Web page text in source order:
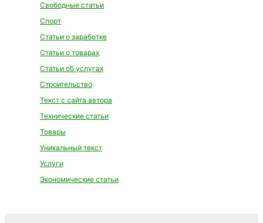
Свободные статьи
Спорт
Статьи о заработке
Статьи о товарах
Статьи об услугах
Строительство
Текст с сайта автора
Технические статьи
Товары
Уникальный текст
Услуги
Экономические статьи